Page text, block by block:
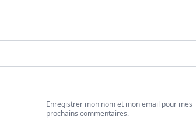
Enregistrer mon nom et mon email pour mes
prochains commentaires.